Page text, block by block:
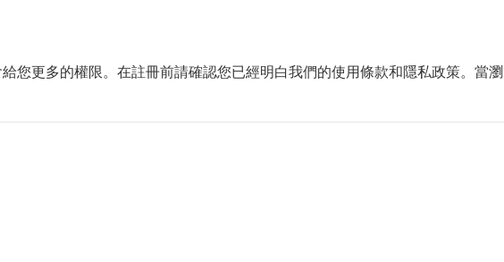
您更多的權限。在註冊前請確認您已經明白我們的使用條款和隱私政策。當